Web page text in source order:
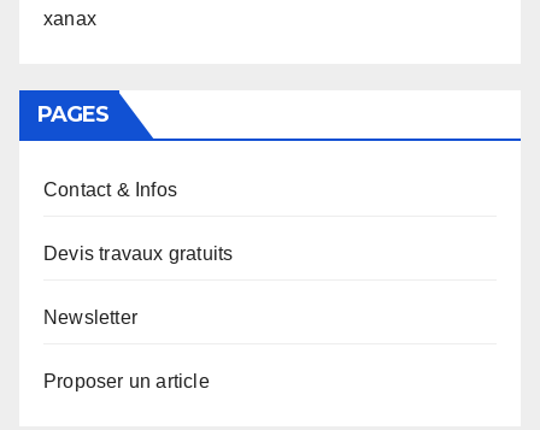
xanax
PAGES
Contact & Infos
Devis travaux gratuits
Newsletter
Proposer un article